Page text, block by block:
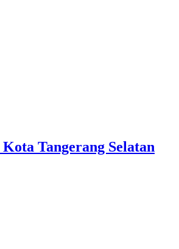
Tangerang Selatan